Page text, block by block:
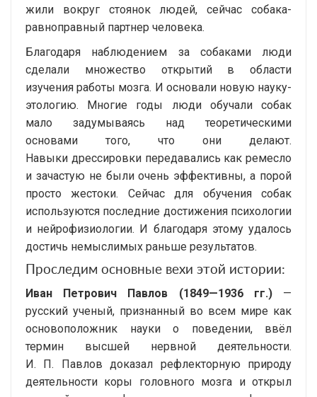
жили вокруг стоянок людей, сейчас собака-
равноправный партнер человека.
Благодаря наблюдением за собаками люди
сделали множество открытий в области
изучения работы мозга. И основали новую науку-
этологию. Многие годы люди обучали собак
мало задумываясь над теоретическими
основами того, что они делают.
Навыки дрессировки передавались как ремесло
и зачастую не были очень эффективны, а порой
просто жестоки. Сейчас для обучения собак
используются последние достижения психологии
и нейрофизиологии. И благодаря этому удалось
достичь немыслимых раньше результатов.
Проследим основные вехи этой истории:
Иван Петрович Павлов (1849—1936 гг.) —
русский ученый, признанный во всем мире как
основоположник науки о поведении, ввёл
термин высшей нервной деятельности.
И. П. Павлов доказал рефлекторную природу
деятельности коры головного мозга и открыл